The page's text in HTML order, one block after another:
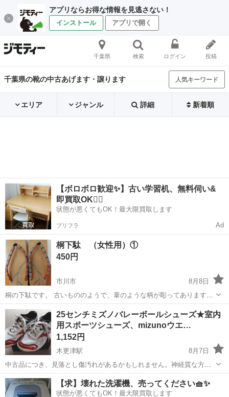
アプリならお得な情報を見逃さない！
インストール アプリで開く
千葉県 検索 ログイン 投稿
千葉県の靴の中古あげます・譲ります 人気キーワード
エリア ジャンル 詳細 新着順
【ボロボロ歓迎✨】古い学習机、無料伺い&
即買取OK🙆‍♀️
状態が悪くてもOK！最大限買取します
プリフラ Ad
桐下駄 （女性用）①
450円
市川市
8月8日
桐の下駄です。 古いもののようで、葦のような柄が彫ってあります。
かなり使用もしておりますので、写真ご確認ください。 箱はありませ
ん。 履いていただける方に。 中古品として御了解頂ける方のみノーク
レームノー...
千葉 市川市 ありません
25センチミズノバレーボールシューズ★室内
用スポーツシューズ、mizunoウエ…
1,152円
木更津駅
8月7日
中古品につき、見落とし傷汚れがあるかもしれません。神経質な方は
ご遠慮下さい。返品不可です。 25センチ ミズノの室内用スポーツシュ
ーズ、ミズノ ウエーブスターダム RX2 (Wave Stardom RX2)です。バ
レーボー...
千葉 木更津市 木更津駅 靴
【求】壊れた洗濯機、売ってください🧺✨
状態が悪くてもOK！最大限買取します